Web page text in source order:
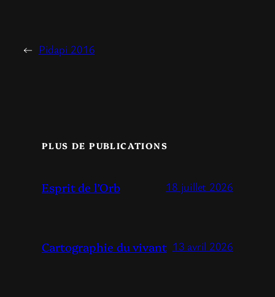
← Pidapi 2016
PLUS DE PUBLICATIONS
Esprit de l’Orb 18 juillet 2026
Cartographie du vivant 13 avril 2026